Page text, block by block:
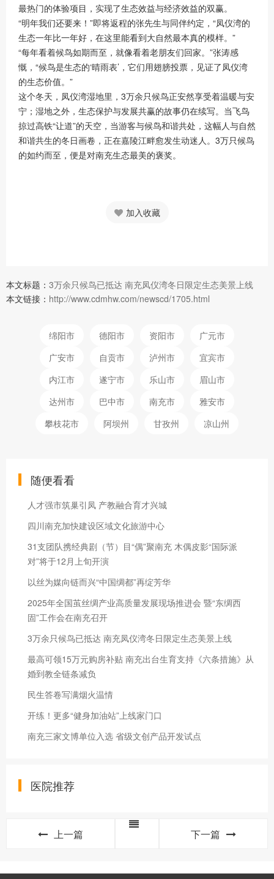
最热门的体验项目，实现了生态效益与经济效益的双赢。
“明年我们还要来！”即将返程的张先生与同伴约定，“凤仪湾的
生态一年比一年好，在这里能看到大自然最本真的模样。”
“每年看着候鸟如期而至，就像看着老朋友们回家。”张涛感
慨，“候鸟是生态的‘晴雨表’，它们用翅膀投票，见证了凤仪湾
的生态价值。”
这个冬天，凤仪湾湿地里，3万余只候鸟正安然享受着温暖与安
宁；湿地之外，生态保护与发展共赢的故事仍在续写。当飞鸟
掠过高铁“让道”的天空，当游客与候鸟和谐共处，这幅人与自然
和谐共生的冬日画卷，正在嘉陵江畔愈发生动迷人。3万只候鸟
的如约而至，便是对南充生态最美的褒奖。
加入收藏
本文标题： 3万余只候鸟已抵达 南充凤仪湾冬日限定生态美景上线
本文链接： http://www.cdmhw.com/newscd/1705.html
绵阳市 德阳市 资阳市
广元市
广安市
自贡市 泸州市
宜宾市
内江市
遂宁市 乐山市
眉山市
达州市
巴中市 南充市
雅安市
攀枝花市
阿坝州 甘孜州 凉山州
随便看看
人才强市筑巢引凤 产教融合育才兴城
四川南充加快建设区域文化旅游中心
31支团队携经典剧（节）目“偶”聚南充 木偶皮影“国际派
对”将于12月上旬开演
以丝为媒向链而兴“中国绸都”再绽芳华
2025年全国茧丝绸产业高质量发展现场推进会 暨“东绸西
固”工作会在南充召开
3万余只候鸟已抵达 南充凤仪湾冬日限定生态美景上线
最高可领15万元购房补贴 南充出台生育支持《六条措施》从
婚到教全链条减负
民生答卷写满烟火温情
开练！更多“健身加油站”上线家门口
南充三家文博单位入选 省级文创产品开发试点
医院推荐
上一篇 下一篇